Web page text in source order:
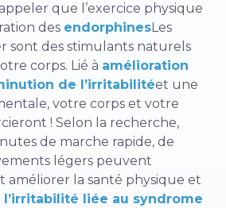
que l’exercice physique
des endorphinesLes
sont des stimulants naturels
corps. Lié à amélioration
de l’irritabilitéet une
votre corps et votre
! Selon la recherche,
de marche rapide, de
légers peuvent
améliorer la santé physique et
liée au syndrome